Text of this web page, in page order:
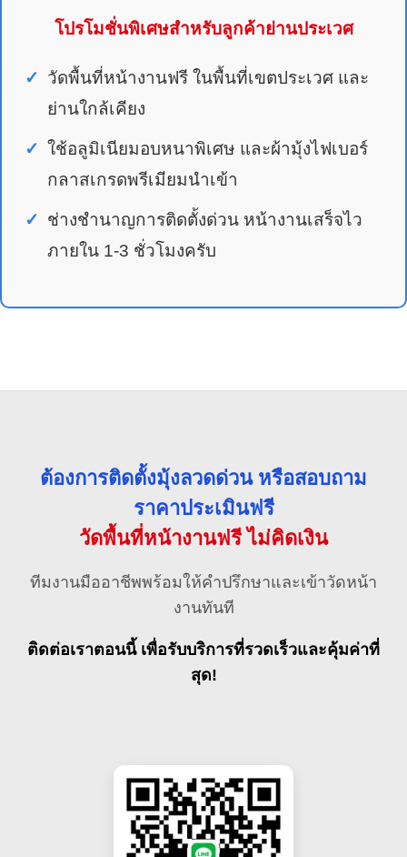
โปรโมชั่นพิเศษสำหรับลูกค้าย่านประเวศ
วัดพื้นที่หน้างานฟรี ในพื้นที่เขตประเวศ และ
ย่านใกล้เคียง
ใช้อลูมิเนียมอบหนาพิเศษ และผ้ามุ้งไฟเบอร์
กลาสเกรดพรีเมียมนำเข้า
ช่างชำนาญการติดตั้งด่วน หน้างานเสร็จไว
ภายใน 1-3 ชั่วโมงครับ
ต้องการติดตั้งมุ้งลวดด่วน หรือสอบถาม
ราคาประเมินฟรี
วัดพื้นที่หน้างานฟรี ไม่คิดเงิน
ทีมงานมืออาชีพพร้อมให้คำปรึกษาและเข้าวัดหน้า
งานทันที
ติดต่อเราตอนนี้ เพื่อรับบริการที่รวดเร็วและคุ้มค่าที่
สุด!